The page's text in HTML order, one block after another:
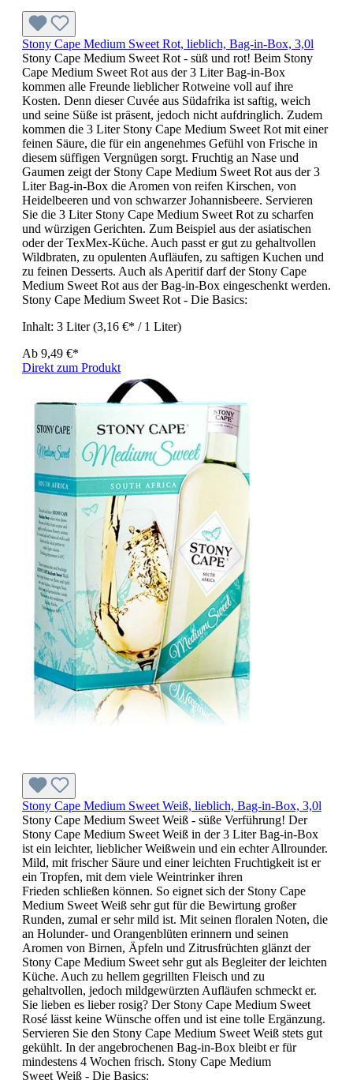
Stony Cape Medium Sweet Rot, lieblich, Bag-in-Box, 3,0l
Stony Cape Medium Sweet Rot - süß und rot! Beim Stony
Cape Medium Sweet Rot aus der 3 Liter Bag-in-Box
kommen alle Freunde lieblicher Rotweine voll auf ihre
Kosten. Denn dieser Cuvée aus Südafrika ist saftig, weich
und seine Süße ist präsent, jedoch nicht aufdringlich. Zudem
kommen die 3 Liter Stony Cape Medium Sweet Rot mit einer
feinen Säure, die für ein angenehmes Gefühl von Frische in
diesem süffigen Vergnügen sorgt. Fruchtig an Nase und
Gaumen zeigt der Stony Cape Medium Sweet Rot aus der 3
Liter Bag-in-Box die Aromen von reifen Kirschen, von
Heidelbeeren und von schwarzer Johannisbeere. Servieren
Sie die 3 Liter Stony Cape Medium Sweet Rot zu scharfen
und würzigen Gerichten. Zum Beispiel aus der asiatischen
oder der TexMex-Küche. Auch passt er gut zu gehaltvollen
Wildbraten, zu opulenten Aufläufen, zu saftigen Kuchen und
zu feinen Desserts. Auch als Aperitif darf der Stony Cape
Medium Sweet Rot aus der Bag-in-Box eingeschenkt werden.
Stony Cape Medium Sweet Rot - Die Basics:
Inhalt: 3 Liter(3,16 €* / 1 Liter)
Ab 9,49 €*
Direkt zum Produkt
Stony Cape Medium Sweet Weiß, lieblich, Bag-in-Box, 3,0l
Stony Cape Medium Sweet Weiß - süße Verführung! Der
Stony Cape Medium Sweet Weiß in der 3 Liter Bag-in-Box
ist ein leichter, lieblicher Weißwein und ein echter Allrounder.
Mild, mit frischer Säure und einer leichten Fruchtigkeit ist er
ein Tropfen, mit dem viele Weintrinker ihren
Frieden schließen können. So eignet sich der Stony Cape
Medium Sweet Weiß sehr gut für die Bewirtung großer
Runden, zumal er sehr mild ist. Mit seinen floralen Noten, die
an Holunder- und Orangenblüten erinnern und seinen
Aromen von Birnen, Äpfeln und Zitrusfrüchten glänzt der
Stony Cape Medium Sweet sehr gut als Begleiter der leichten
Küche. Auch zu hellem gegrillten Fleisch und zu
gehaltvollen, jedoch mildgewürzten Aufläufen schmeckt er.
Sie lieben es lieber rosig? Der Stony Cape Medium Sweet
Rosé lässt keine Wünsche offen und ist eine tolle Ergänzung.
Servieren Sie den Stony Cape Medium Sweet Weiß stets gut
gekühlt. In der angebrochenen Bag-in-Box bleibt er für
mindestens 4 Wochen frisch. Stony Cape Medium
Sweet Weiß - Die Basics: